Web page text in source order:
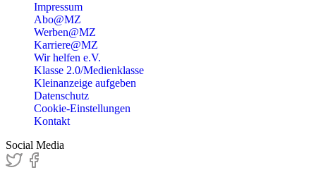
Impressum
Abo@MZ
Werben@MZ
Karriere@MZ
Wir helfen e.V.
Klasse 2.0/Medienklasse
Kleinanzeige aufgeben
Datenschutz
Cookie-Einstellungen
Kontakt
Social Media